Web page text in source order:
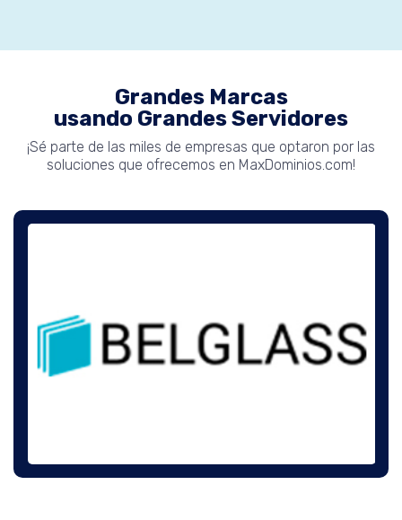
Grandes Marcas
usando Grandes Servidores
¡Sé parte de las miles de empresas que optaron por las
soluciones que ofrecemos en MaxDominios.com!